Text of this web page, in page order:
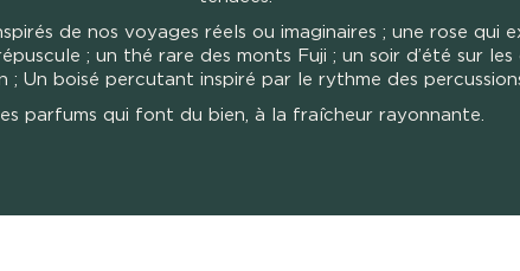
de nos voyages réels ou imaginaires ; une rose qui
; un thé rare des monts Fuji ; un soir d’été sur les
; Un boisé percutant inspiré par le rythme des
parfums qui font du bien, à la fraîcheur rayonnante.